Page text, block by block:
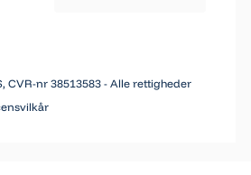
CVR-nr 38513583 - Alle rettigheder